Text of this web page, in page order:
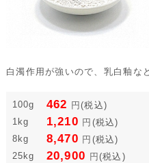
白濁作用が強いので、乳白釉な
100g 462 円 (税込)
1kg
1,210 円 (税込)
8kg
8,470 円 (税込)
25kg
20,900 円 (税込)